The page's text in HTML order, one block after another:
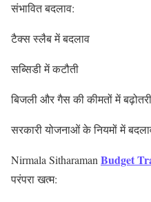
संभावित बदलाव:
टैक्स स्लैब में बदलाव
सब्सिडी में कटौती
बिजली और गैस की कीमतों में बढ़ोतरी
सरकारी योजनाओं के नियमों में
Nirmala Sitharaman Budget
परंपरा खत्म: